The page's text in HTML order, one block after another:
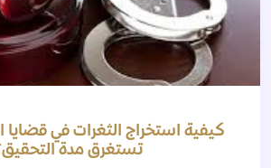
كيفية استخراج الثغرات في قضايا
تستغرق مدة